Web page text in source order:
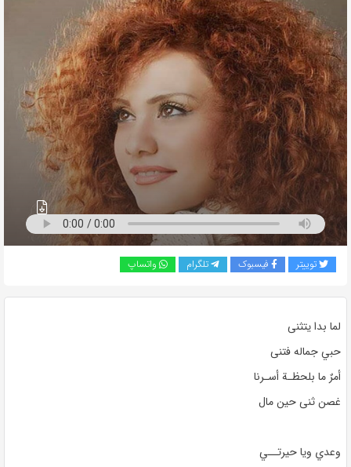
دوستان
خود
به
اشتراک
بگذارید.
کپی
لینک
توییتر فیسبوک تلگرام واتساپ
لما بدا يتثنى
حبي جماله فتنى
أمرٌ ما بلحظـة أسـرنا
غصن ثنى حين مال
وعدي ويا حيرتــي